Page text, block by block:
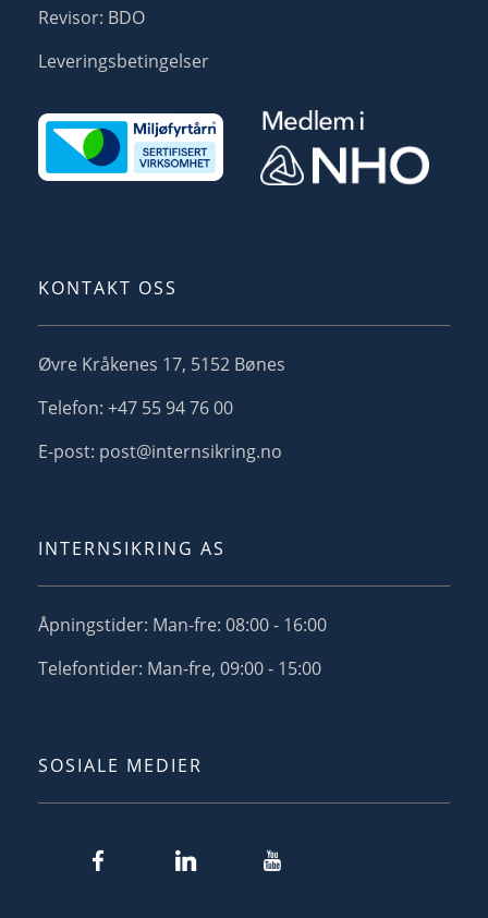
Revisor: BDO
Leveringsbetingelser
KONTAKT OSS
Øvre Kråkenes 17, 5152 Bønes
Telefon: +47 55 94 76 00
E-post: post@internsikring.no
INTERNSIKRING AS
Åpningstider: Man-fre: 08:00 - 16:00
Telefontider: Man-fre, 09:00 - 15:00
SOSIALE MEDIER